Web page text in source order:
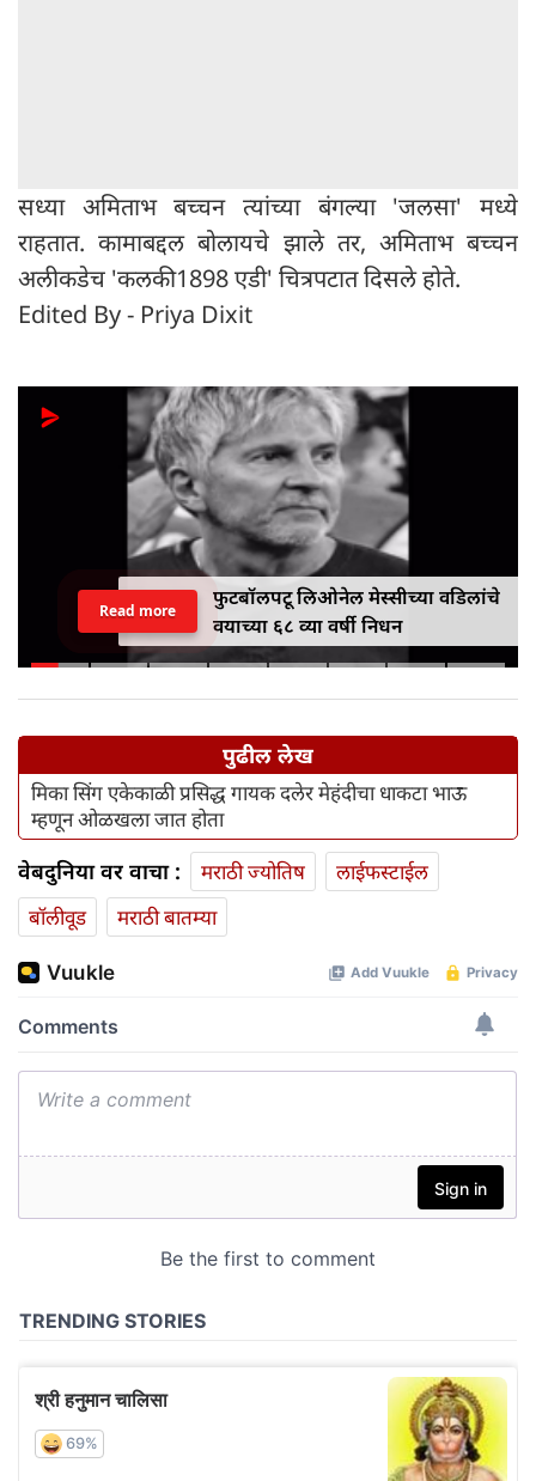
सध्या अमिताभ बच्चन त्यांच्या बंगल्या 'जलसा' मध्ये
राहतात. कामाबद्दल बोलायचे झाले तर, अमिताभ बच्चन
अलीकडेच 'कलकी1898 एडी' चित्रपटात दिसले होते.
Edited By - Priya Dixit
फुटबॉलपटू लिओनेल मेस्सीच्या वडिलांचे
वयाच्या ६८ व्या वर्षी निधन
Read more
पुढील लेख
मिका सिंग एकेकाळी प्रसिद्ध गायक दलेर मेहंदीचा धाकटा भाऊ
म्हणून ओळखला जात होता
वेबदुनिया वर वाचा : मराठी ज्योतिष
लाईफस्टाईल
बॉलीवूड
मराठी बातम्या